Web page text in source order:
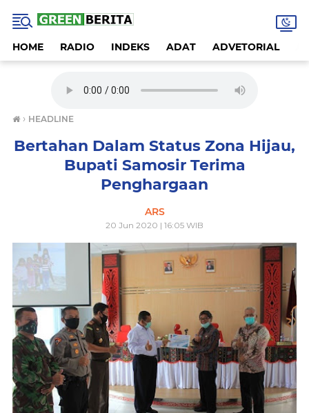
HOME RADIO INDEKS ADAT ADVETORIAL
› HEADLINE
Bertahan Dalam Status Zona Hijau,
Bupati Samosir Terima
Penghargaan
ARS
20 Jun 2020 | 16:05 WIB